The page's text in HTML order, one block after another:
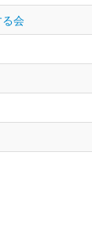
会